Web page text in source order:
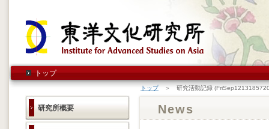
トップ
研究所概要
トップ＞ 研究活動記録
News